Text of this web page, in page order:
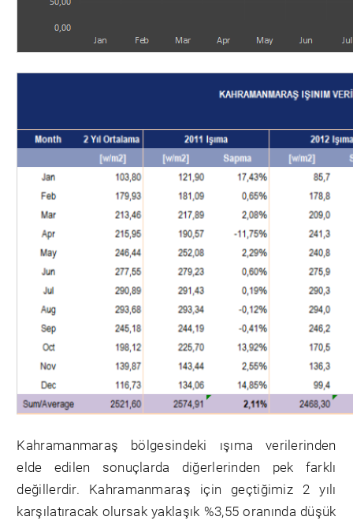
Kahramanmaraş bölgesindeki ışıma verilerinden
elde edilen sonuçlarda diğerlerinden pek farklı
değillerdir. Kahramanmaraş için geçtiğimiz 2 yılı
karşılatıracak olursak yaklaşık %3,55 oranında düşük